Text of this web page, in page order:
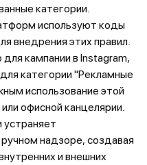
категории.
используют коды
внедрения этих правил.
кампании в Instagram,
категории "Рекламные
использование этой
офисной канцелярии.
устраняет
надзоре, создавая
и внешних